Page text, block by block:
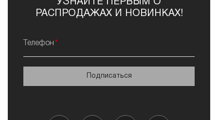
УЗНАЙТЕ ПЕРВЫМ О
РАСПРОДАЖАХ И НОВИНКАХ!
Телефон
Подписаться